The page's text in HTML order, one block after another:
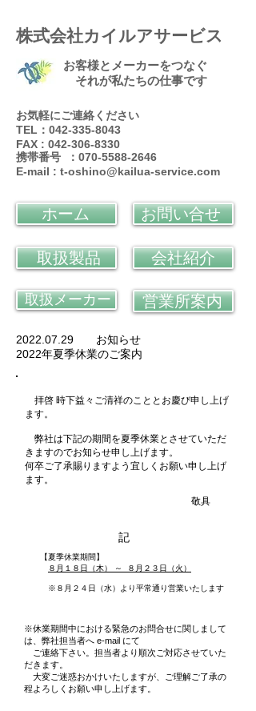
株式会社カイルアサービス
お客様とメーカーをつなぐ
それが私たちの仕事です
お気軽にご連絡ください
TEL：042-335-8043
FAX : 042-306-8330
携帯番号 ：070-5588-2646
E-mail : t-oshino@kailua-service.com
ホーム
取扱製品
取扱メーカー
お問い合せ
会社紹介
営業所案内
2022.07.29 お知らせ
2022年夏季休業のご案内
拝啓 時下益々ご清祥のこととお慶び申し上げ
ます。
弊社は下記の期間を夏季休業とさせていただ
きますのでお知らせ申し上げます。
何卒ご了承賜りますよう宜しくお願い申し上げ
ます。
敬具
記
【夏季休業期間】
８月１８日（木） ～ ８月２３日（火）
※８月２４日（水）より平常通り営業いたします
※休業期間中における緊急のお問合せに関しまして
は、弊社担当者へ e-mail にて
ご連絡下さい。担当者より順次ご対応させていた
だきます。
大変ご迷惑おかけいたしますが、ご理解ご了承の
程よろしくお願い申し上げます。